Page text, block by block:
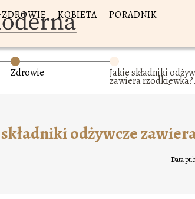
ZDROWIE KOBIETA PORADNIK
Zdrowie Jakie składniki
zawiera rzodkiewka?
Wartości
odżywcze
Data